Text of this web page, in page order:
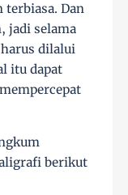
terbiasa. Dan
jadi selama
dilalui
itu dapat
berikut